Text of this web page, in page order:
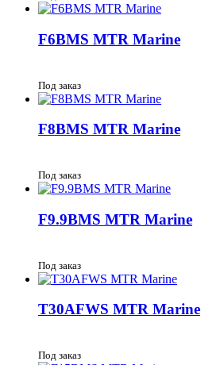
F6BMS MTR Marine
Под заказ
F8BMS MTR Marine
Под заказ
F9.9BMS MTR Marine
Под заказ
T30AFWS MTR Marine
Под заказ